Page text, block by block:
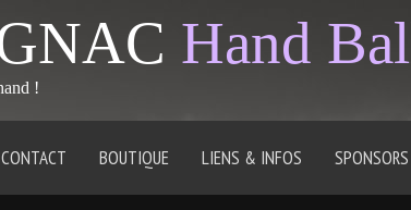
Hand
!
CONTACT BOUTIQUE LIENS & INFOS SPONSORS